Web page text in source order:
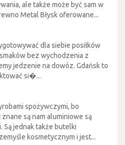
ale także może być sam w
Metal Błysk oferowane...
dla siebie posiłków
bez wychodzenia z
jedzenie na dowóz. Gdańsk to
si�...
spożywczymi, bo
są nam aluminiowe są
Są jednak także butelki
kosmetycznym i jest...